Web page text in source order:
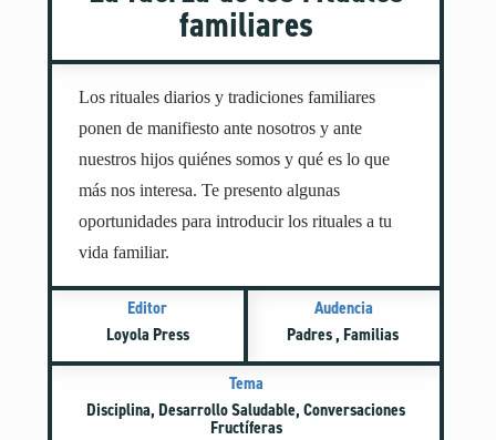
Género e Identidad Sexual
Miedo y La Preocupación
Modelado de Conductas
Oración
Positividad Corporal
Preparación para la Universidad y el Futuro
Redes Sociales
familiares
Los rituales diarios y tradiciones familiares
ponen de manifiesto ante nosotros y ante
nuestros hijos quiénes somos y qué es lo que
más nos interesa. Te presento algunas
oportunidades para introducir los rituales a tu
vida familiar.
Editor
Loyola Press
Audencia
Padres , Familias
Tema
Disciplina, Desarrollo Saludable, Conversaciones
Fructíferas